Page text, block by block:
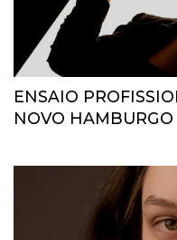
ENSAIO
NOVO HAMBURGO